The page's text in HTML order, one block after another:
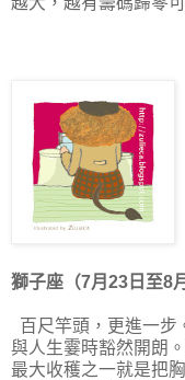
獅子座（7月23日至8
百尺竿頭，更進一步
與人生霎時豁然開朗
最大收穫之一就是把